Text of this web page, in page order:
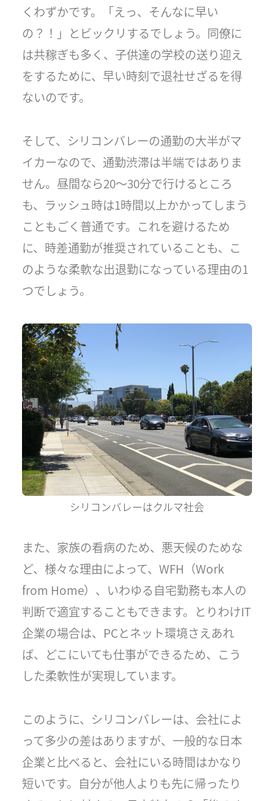
くわずかです。「えっ、そんなに早い
の？！」とビックリするでしょう。同僚に
は共稼ぎも多く、子供達の学校の送り迎え
をするために、早い時刻で退社せざるを得
ないのです。
そして、シリコンバレーの通勤の大半がマ
イカーなので、通勤渋滞は半端ではありま
せん。昼間なら20〜30分で行けるところ
も、ラッシュ時は1時間以上かかってしまう
こともごく普通です。これを避けるため
に、時差通勤が推奨されていることも、こ
のような柔軟な出退勤になっている理由の1
つでしょう。
シリコンバレーはクルマ社会
また、家族の看病のため、悪天候のためな
ど、様々な理由によって、WFH（Work
from Home）、いわゆる自宅勤務も本人の
判断で適宜することもできます。とりわけIT
企業の場合は、PCとネット環境さえあれ
ば、どこにいても仕事ができるため、こう
した柔軟性が実現しています。
このように、シリコンバレーは、会社によ
って多少の差はありますが、一般的な日本
企業と比べると、会社にいる時間はかなり
短いです。自分が他人よりも先に帰ったり